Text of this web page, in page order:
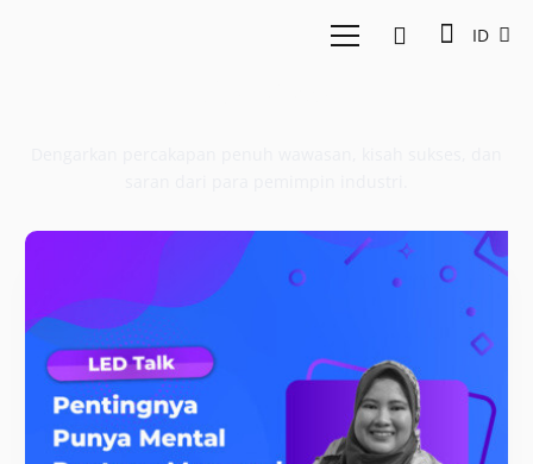
ID